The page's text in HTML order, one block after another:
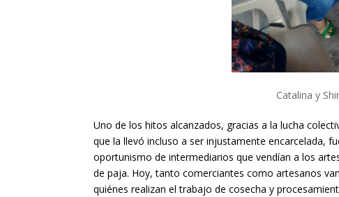
Catalina y
Uno de los hitos alcanzados, gracias a la lucha
que la llevó incluso a ser injustamente encarcelada,
oportunismo de intermediarios que vendían a los
de paja. Hoy, tanto comerciantes como artesanos
quiénes realizan el trabajo de cosecha y